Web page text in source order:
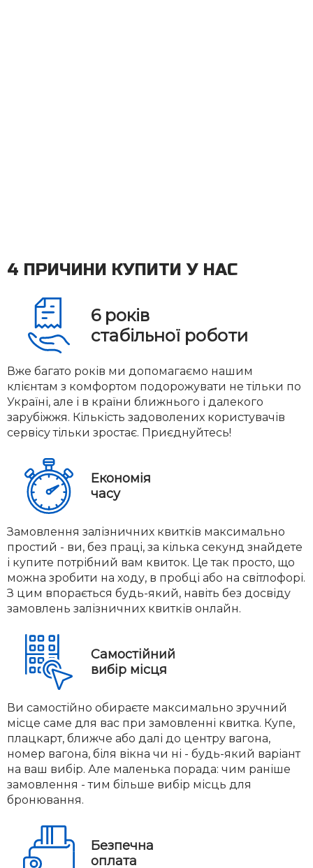
4 ПРИЧИНИ КУПИТИ У НАС
6 років
стабільної роботи
Вже багато років ми допомагаємо нашим
клієнтам з комфортом подорожувати не тільки по
Україні, але і в країни ближнього і далекого
зарубіжжя. Кількість задоволених користувачів
сервісу тільки зростає. Приєднуйтесь!
Економія
часу
Замовлення залізничних квитків максимально
простий - ви, без праці, за кілька секунд знайдете
і купите потрібний вам квиток. Це так просто, що
можна зробити на ходу, в пробці або на світлофорі.
З цим впорається будь-який, навіть без досвіду
замовлень залізничних квитків онлайн.
Самостійний
вибір місця
Ви самостійно обираєте максимально зручний
місце саме для вас при замовленні квитка. Купе,
плацкарт, ближче або далі до центру вагона,
номер вагона, біля вікна чи ні - будь-який варіант
на ваш вибір. Але маленька порада: чим раніше
замовлення - тим більше вибір місць для
бронювання.
Безпечна
оплата